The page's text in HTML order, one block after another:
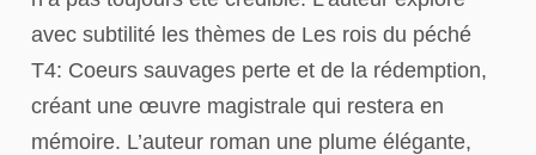
avec subtilité les thèmes de Les rois du péché
T4: Coeurs sauvages perte et de la rédemption,
créant une œuvre magistrale qui restera en
mémoire. L’auteur roman une plume élégante,